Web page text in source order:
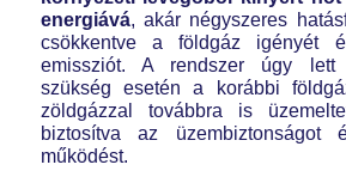
energiává, akár négyszeres
csökkentve a földgáz igényét
emissziót. A rendszer úgy lett
szükség esetén a korábbi
zöldgázzal továbbra is
biztosítva az üzembiztonságot
működést.